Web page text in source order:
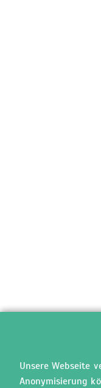
Unsere Webseite
Anonymisierung